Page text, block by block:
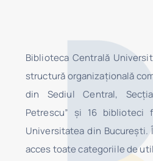
Biblioteca Centrală
structură organizaţională
din Sediul Central,
Petrescu” şi 16 biblioteci
Universitatea din Bucureşti.
acces toate categoriile de